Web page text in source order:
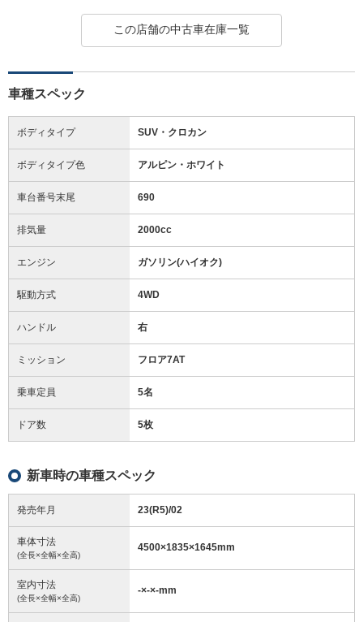
この店舗の中古車在庫一覧
車種スペック
ボディタイプ SUV・クロカン
ボディタイプ色 アルピン・ホワイト
車台番号末尾 690
排気量 2000cc
エンジン ガソリン(ハイオク)
駆動方式 4WD
ハンドル 右
ミッション フロア7AT
乗車定員 5名
ドア数 5枚
新車時の車種スペック
発売年月 23(R5)/02
車体寸法
(全長×全幅×全高)
4500×1835×1645mm
室内寸法
(全長×全幅×全高)
-×-×-mm